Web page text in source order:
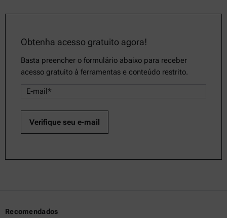
Obtenha acesso gratuito agora!
Basta preencher o formulário abaixo para receber
acesso gratuito à ferramentas e conteúdo restrito.
Recomendados